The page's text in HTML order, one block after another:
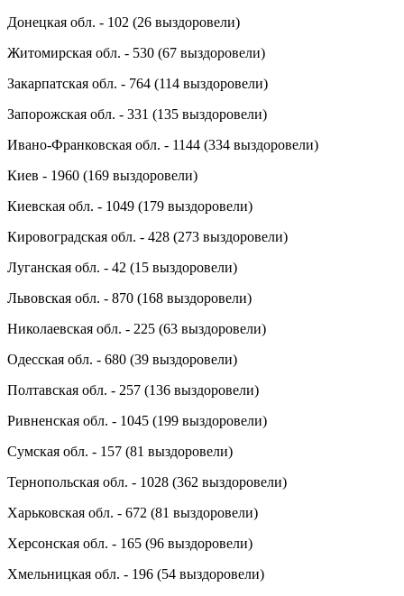
Донецкая обл. - 102 (26 выздоровели)
Житомирская обл. - 530 (67 выздоровели)
Закарпатская обл. - 764 (114 выздоровели)
Запорожская обл. - 331 (135 выздоровели)
Ивано-Франковская обл. - 1144 (334 выздоровели)
Киев - 1960 (169 выздоровели)
Киевская обл. - 1049 (179 выздоровели)
Кировоградская обл. - 428 (273 выздоровели)
Луганская обл. - 42 (15 выздоровели)
Львовская обл. - 870 (168 выздоровели)
Николаевская обл. - 225 (63 выздоровели)
Одесская обл. - 680 (39 выздоровели)
Полтавская обл. - 257 (136 выздоровели)
Ривненская обл. - 1045 (199 выздоровели)
Сумская обл. - 157 (81 выздоровели)
Тернопольская обл. - 1028 (362 выздоровели)
Харьковская обл. - 672 (81 выздоровели)
Херсонская обл. - 165 (96 выздоровели)
Хмельницкая обл. - 196 (54 выздоровели)